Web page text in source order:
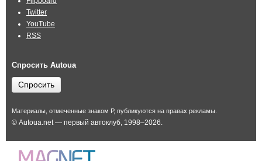
Twitter
YouTube
RSS
Спросить Autoua
Спросить
Материалы, отмеченные знаком Р, публикуются на правах рекламы.
© Autoua.net — первый автоклуб, 1998–2026.